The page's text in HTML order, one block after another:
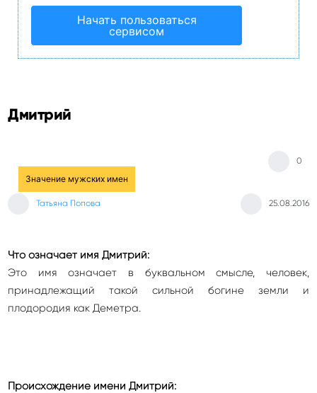
Начать пользоваться
сервисом
Дмитрий
Значение мужских имен
Татьяна Попова 25.08.2016
0
Что означает имя Дмитрий:
Это имя означает в буквальном смысле, человек,
принадлежащий такой сильной богине земли и
плодородия как Деметра.
Происхождение имени Дмитрий: